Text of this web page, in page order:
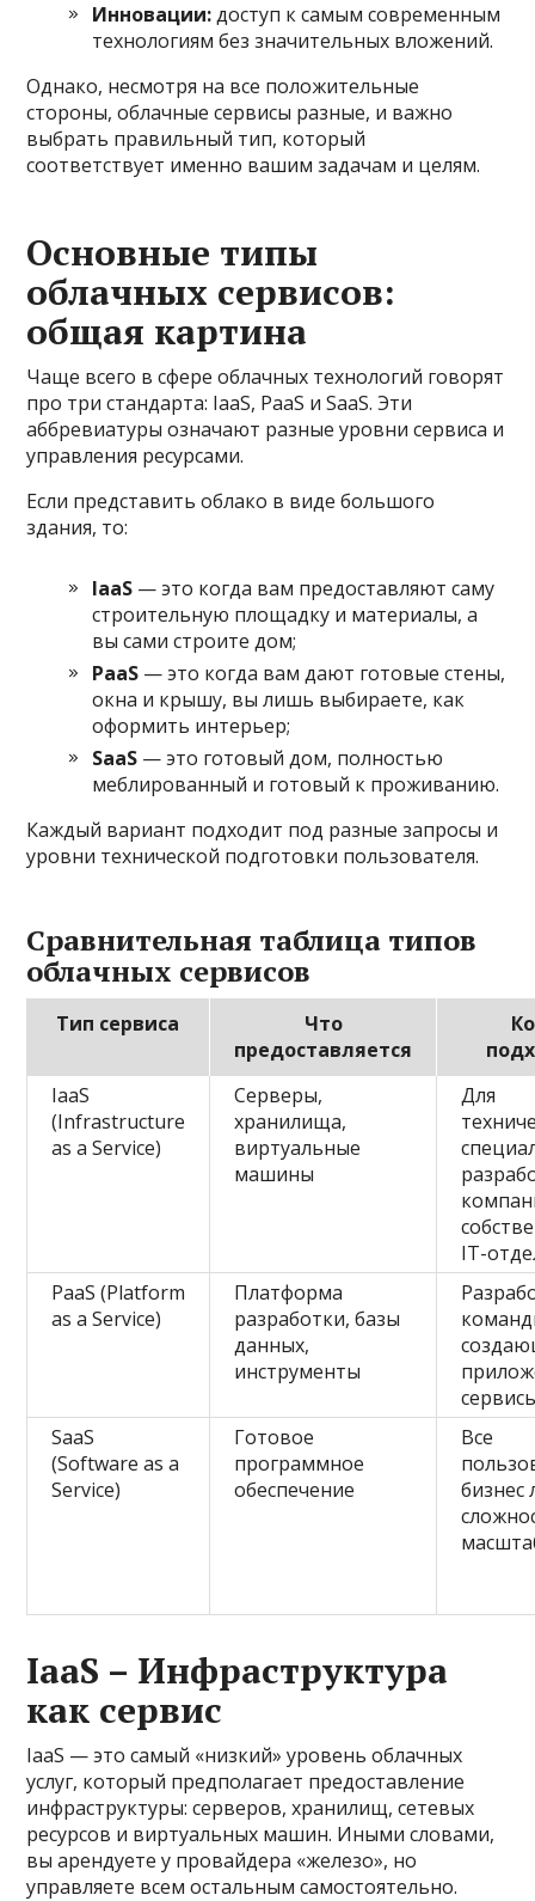
Инновации:доступ к самым современным
технологиям без значительных вложений.
Однако, несмотря на все положительные
стороны, облачные сервисы разные, и важно
выбрать правильный тип, который
соответствует именно вашим задачам и целям.
Основные типы
облачных сервисов:
общая картина
Чаще всего в сфере облачных технологий говорят
про три стандарта: IaaS, PaaS и SaaS. Эти
аббревиатуры означают разные уровни сервиса и
управления ресурсами.
Если представить облако в виде большого
здания, то:
IaaS — это когда вам предоставляют саму
строительную площадку и материалы, а
вы сами строите дом;
PaaS — это когда вам дают готовые стены,
окна и крышу, вы лишь выбираете, как
оформить интерьер;
SaaS — это готовый дом, полностью
меблированный и готовый к проживанию.
Каждый вариант подходит под разные запросы и
уровни технической подготовки пользователя.
Сравнительная таблица типов
облачных сервисов
Тип сервиса
Что
предоставляется
IaaS
(Infrastructure
as a Service)
Серверы,
хранилища,
виртуальные
машины
Для
IT-
PaaS (Platform
as a Service)
Платформа
разработки, базы
данных,
инструменты
SaaS
(Software as a
Service)
Готовое
программное
обеспечение
Все
бизнес
IaaS – Инфраструктура
как сервис
IaaS — это самый «низкий» уровень облачных
услуг, который предполагает предоставление
инфраструктуры: серверов, хранилищ, сетевых
ресурсов и виртуальных машин. Иными словами,
вы арендуете у провайдера «железо», но
управляете всем остальным самостоятельно.